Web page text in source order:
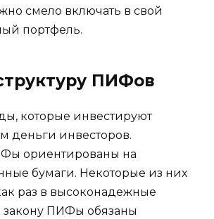
смело включать в свой
портфель.
ПИФов
которые инвестируют
деньги инвесторов.
ориентированы на
бумаги. Некоторые из них
раз в высоконадежные
ПИФы обязаны